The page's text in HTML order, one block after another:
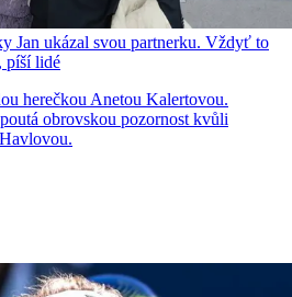
Jan ukázal svou partnerku. Vždyť to
píší lidé
herečkou Anetou Kalertovou.
obrovskou pozornost kvůli